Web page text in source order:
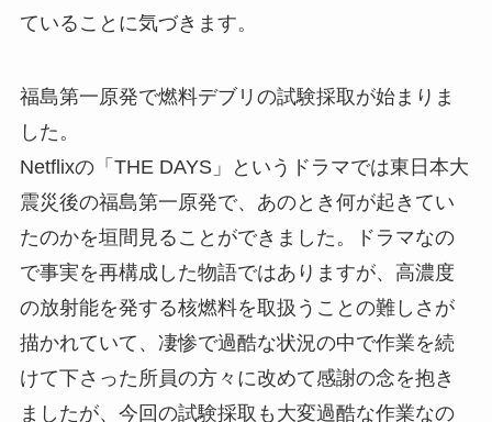
ていることに気づきます。
福島第一原発で燃料デブリの試験採取が始まりま
した。
Netflixの「THE DAYS」というドラマでは東日本大
震災後の福島第一原発で、あのとき何が起きてい
たのかを垣間見ることができました。ドラマなの
で事実を再構成した物語ではありますが、高濃度
の放射能を発する核燃料を取扱うことの難しさが
描かれていて、凄惨で過酷な状況の中で作業を続
けて下さった所員の方々に改めて感謝の念を抱き
ましたが、今回の試験採取も大変過酷な作業なの